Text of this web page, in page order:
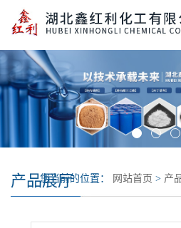
产品展厅
您当前的位置： 网站首页 > 产